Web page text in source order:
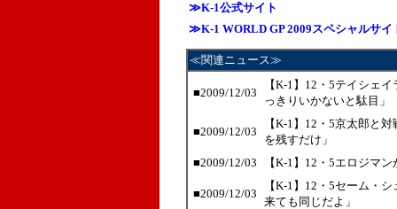
≫K-1公式サイト
≫K-1 WORLD GP 2009スペシャルサイ
≪関連ニュース≫
■2009/12/03
【K-1】12・5テイシェ
っきりいかないと駄目」
■2009/12/03
【K-1】12・5京太郎と
を残すだけ」
■2009/12/03
【K-1】12・5エロジマ
■2009/12/03
【K-1】12・5セーム・
来ても同じだよ」